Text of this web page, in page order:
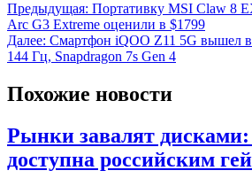
Предыдущая: Портативку MSI Claw 8
Arc G3 Extreme оценили в $1799
Далее: Смартфон iQOO Z11 5G вышел
144 Гц, Snapdragon 7s Gen 4
Похожие новости
Рынки завалят дисками:
доступна российским